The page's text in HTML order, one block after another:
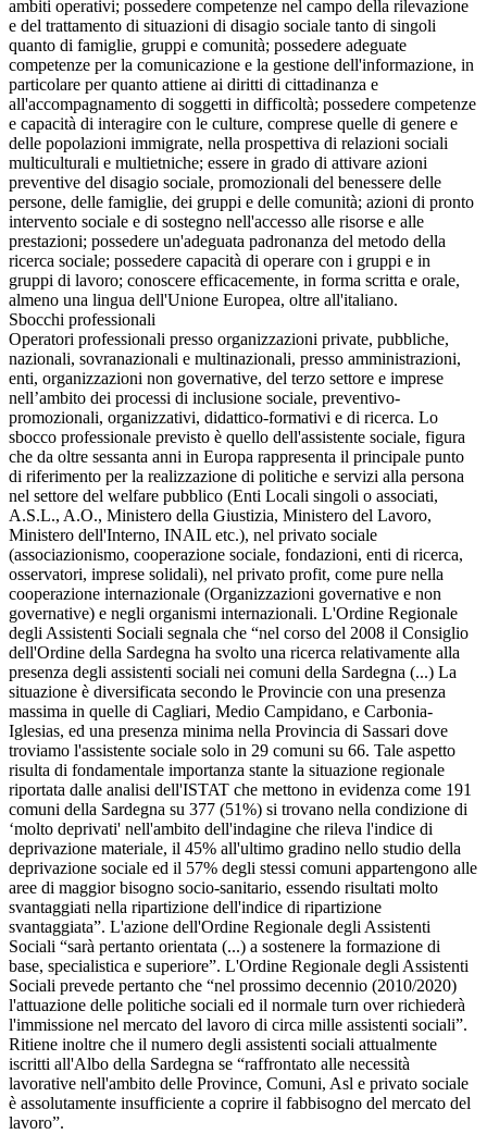
ambiti operativi; possedere competenze nel campo della rilevazione
e del trattamento di situazioni di disagio sociale tanto di singoli
quanto di famiglie, gruppi e comunità; possedere adeguate
competenze per la comunicazione e la gestione dell'informazione, in
particolare per quanto attiene ai diritti di cittadinanza e
all'accompagnamento di soggetti in difficoltà; possedere competenze
e capacità di interagire con le culture, comprese quelle di genere e
delle popolazioni immigrate, nella prospettiva di relazioni sociali
multiculturali e multietniche; essere in grado di attivare azioni
preventive del disagio sociale, promozionali del benessere delle
persone, delle famiglie, dei gruppi e delle comunità; azioni di pronto
intervento sociale e di sostegno nell'accesso alle risorse e alle
prestazioni; possedere un'adeguata padronanza del metodo della
ricerca sociale; possedere capacità di operare con i gruppi e in
gruppi di lavoro; conoscere efficacemente, in forma scritta e orale,
almeno una lingua dell'Unione Europea, oltre all'italiano.
Sbocchi professionali
Operatori professionali presso organizzazioni private, pubbliche,
nazionali, sovranazionali e multinazionali, presso amministrazioni,
enti, organizzazioni non governative, del terzo settore e imprese
nell’ambito dei processi di inclusione sociale, preventivo-
promozionali, organizzativi, didattico-formativi e di ricerca. Lo
sbocco professionale previsto è quello dell'assistente sociale, figura
che da oltre sessanta anni in Europa rappresenta il principale punto
di riferimento per la realizzazione di politiche e servizi alla persona
nel settore del welfare pubblico (Enti Locali singoli o associati,
A.S.L., A.O., Ministero della Giustizia, Ministero del Lavoro,
Ministero dell'Interno, INAIL etc.), nel privato sociale
(associazionismo, cooperazione sociale, fondazioni, enti di ricerca,
osservatori, imprese solidali), nel privato profit, come pure nella
cooperazione internazionale (Organizzazioni governative e non
governative) e negli organismi internazionali. L'Ordine Regionale
degli Assistenti Sociali segnala che “nel corso del 2008 il Consiglio
dell'Ordine della Sardegna ha svolto una ricerca relativamente alla
presenza degli assistenti sociali nei comuni della Sardegna (...) La
situazione è diversificata secondo le Provincie con una presenza
massima in quelle di Cagliari, Medio Campidano, e Carbonia-
Iglesias, ed una presenza minima nella Provincia di Sassari dove
troviamo l'assistente sociale solo in 29 comuni su 66. Tale aspetto
risulta di fondamentale importanza stante la situazione regionale
riportata dalle analisi dell'ISTAT che mettono in evidenza come 191
comuni della Sardegna su 377 (51%) si trovano nella condizione di
‘molto deprivati' nell'ambito dell'indagine che rileva l'indice di
deprivazione materiale, il 45% all'ultimo gradino nello studio della
deprivazione sociale ed il 57% degli stessi comuni appartengono alle
aree di maggior bisogno socio-sanitario, essendo risultati molto
svantaggiati nella ripartizione dell'indice di ripartizione
svantaggiata”. L'azione dell'Ordine Regionale degli Assistenti
Sociali “sarà pertanto orientata (...) a sostenere la formazione di
base, specialistica e superiore”. L'Ordine Regionale degli Assistenti
Sociali prevede pertanto che “nel prossimo decennio (2010/2020)
l'attuazione delle politiche sociali ed il normale turn over richiederà
l'immissione nel mercato del lavoro di circa mille assistenti sociali”.
Ritiene inoltre che il numero degli assistenti sociali attualmente
iscritti all'Albo della Sardegna se “raffrontato alle necessità
lavorative nell'ambito delle Province, Comuni, Asl e privato sociale
è assolutamente insufficiente a coprire il fabbisogno del mercato del
lavoro”.